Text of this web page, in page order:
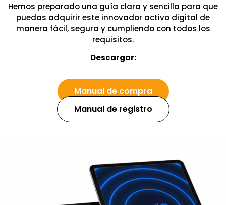
Hemos preparado una guía clara y sencilla para que
puedas adquirir este innovador activo digital de
manera fácil, segura y cumpliendo con todos los
requisitos.
Descargar:
Manual de compra
Manual de registro